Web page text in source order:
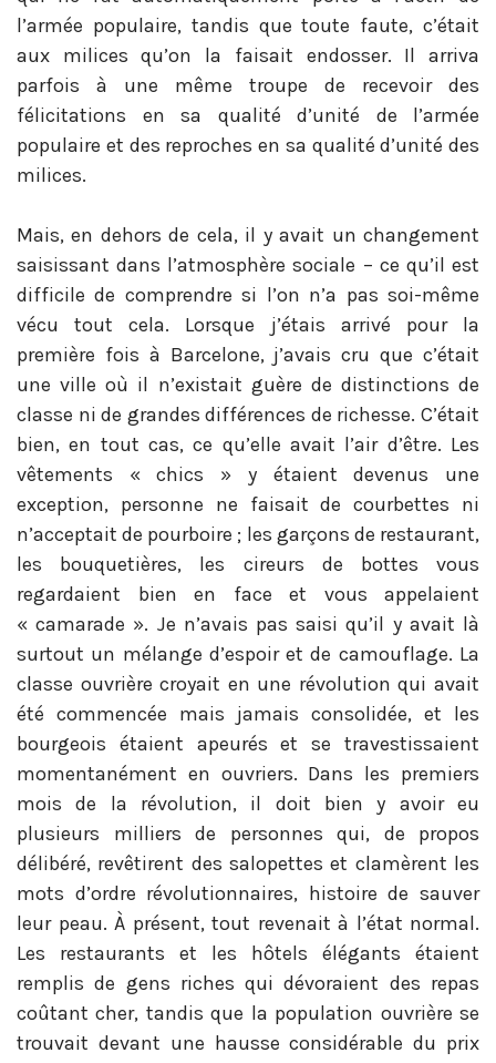
l’armée populaire, tandis que toute faute, c’était
aux milices qu’on la faisait endosser. Il arriva
parfois à une même troupe de recevoir des
félicitations en sa qualité d’unité de l’armée
populaire et des reproches en sa qualité d’unité des
milices.
Mais, en dehors de cela, il y avait un changement
saisissant dans l’atmosphère sociale – ce qu’il est
difficile de comprendre si l’on n’a pas soi-même
vécu tout cela. Lorsque j’étais arrivé pour la
première fois à Barcelone, j’avais cru que c’était
une ville où il n’existait guère de distinctions de
classe ni de grandes différences de richesse. C’était
bien, en tout cas, ce qu’elle avait l’air d’être. Les
vêtements « chics » y étaient devenus une
exception, personne ne faisait de courbettes ni
n’acceptait de pourboire ; les garçons de restaurant,
les bouquetières, les cireurs de bottes vous
regardaient bien en face et vous appelaient
« camarade ». Je n’avais pas saisi qu’il y avait là
surtout un mélange d’espoir et de camouflage. La
classe ouvrière croyait en une révolution qui avait
été commencée mais jamais consolidée, et les
bourgeois étaient apeurés et se travestissaient
momentanément en ouvriers. Dans les premiers
mois de la révolution, il doit bien y avoir eu
plusieurs milliers de personnes qui, de propos
délibéré, revêtirent des salopettes et clamèrent les
mots d’ordre révolutionnaires, histoire de sauver
leur peau. À présent, tout revenait à l’état normal.
Les restaurants et les hôtels élégants étaient
remplis de gens riches qui dévoraient des repas
coûtant cher, tandis que la population ouvrière se
trouvait devant une hausse considérable du prix